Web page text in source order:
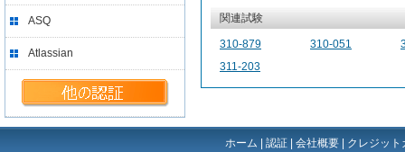
ASQ
Atlassian
関連試験
310-879 310-051
311-203
ホーム 認証 会社概要 クレジッ